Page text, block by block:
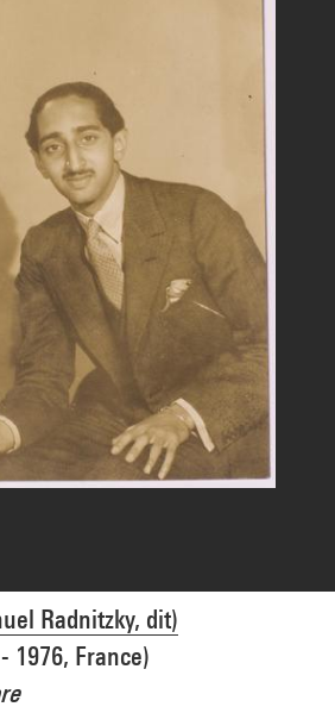
Radnitzky, dit)
1976, France)
MNAM-CCI/Guy Carrard/Dist.